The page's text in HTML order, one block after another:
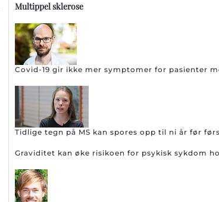
Multippel sklerose
Covid-19 gir ikke mer symptomer for pasienter
Tidlige tegn på MS kan spores opp til ni år før
Graviditet kan øke risikoen for psykisk sykdom